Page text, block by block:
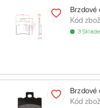
Brzdové
Kód
3
Brzdové
Kód